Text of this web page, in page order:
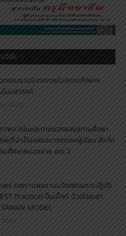
วิจัย
กรรมงานนิเทศภายในสถานศึกษาฯ
โนนสวรรค์
, 2026
พภายในและภายนอกของสถานศึกษา
ะที่จำเป็นแห่งอนาคตของผู้เรียน สังกัด
มศึกษาหนองคาย เขต 2
แพร่ รายงานผลงานนวัตกรรมการปฏิบัติ
Practice) ปั้นเด็กดี ด้วยใจอาสา
MODEL
2026